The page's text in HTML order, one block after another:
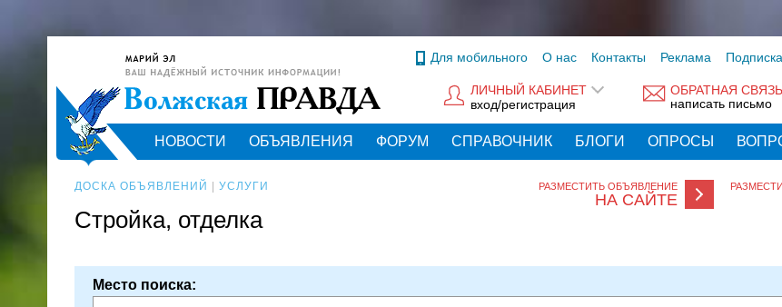
Для мобильного О нас Контакты Реклама Подписка
ОБРАТНАЯ СВЯЗЬ
написать письмо
ЛИЧНЫЙ КАБИНЕТ
вход/регистрация
НОВОСТИ ОБЪЯВЛЕНИЯ ФОРУМ СПРАВОЧНИК БЛОГИ ОПРОСЫ
РАЗМЕСТИТЬ ОБЪЯВЛЕНИЕ
НА САЙТЕ
ДОСКА ОБЪЯВЛЕНИЙ УСЛУГИ
Стройка, отделка
Место поиска: